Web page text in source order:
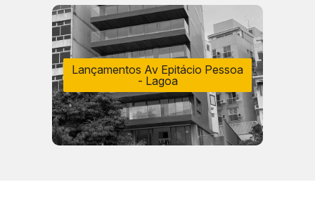
Lançamentos Av Epitácio Pessoa
- Lagoa